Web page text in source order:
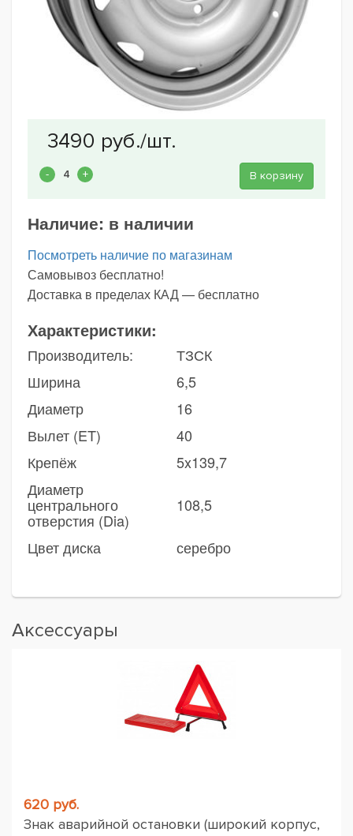
В корзину
Наличие: в наличии
Посмотреть наличие по магазинам
Самовывоз бесплатно!
Доставка в пределах КАД — бесплатно
Характеристики:
Производитель:
ТЗСК
Ширина
6,5
Диаметр
16
Вылет (ET)
40
Крепёж
5x139,7
Диаметр
центрального
отверстия (Dia)
108,5
Цвет диска серебро
Аксессуары
620 руб.
Знак аварийной остановки (широкий корпус,